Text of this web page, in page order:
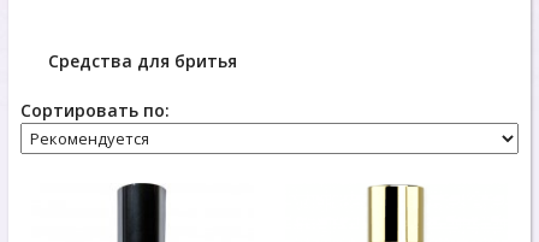
Средства для бритья
Сортировать по: